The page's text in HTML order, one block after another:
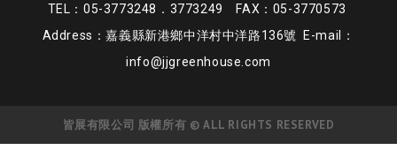
TEL：05-3773248．3773249 FAX：05-3770573
Address：嘉義縣新港鄉中洋村中洋路136號 E-mail：
info@jjgreenhouse.com
皆展有限公司 版權所有 © ALL RIGHTS RESERVED